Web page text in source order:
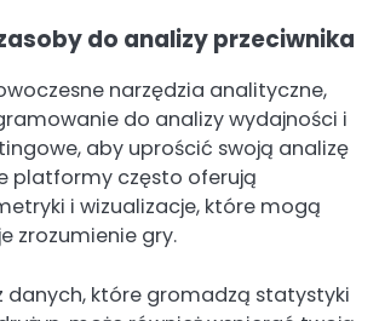
do analizy przeciwnika
narzędzia analityczne,
do analizy wydajności i
aby uprościć swoją analizę
platformy często oferują
i wizualizacje, które mogą
zrozumienie gry.
danych, które gromadzą statystyki